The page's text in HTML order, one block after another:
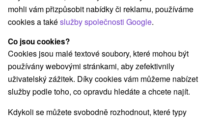
Vybrat termín
Navigovat do místa
Zařízení je momentálně vyřazeno z naší nabídky!
vynikající
mohli vám přizpůsobit nabídky či reklamu, používáme
cookies a takéslužby společnosti Google.
Co jsou cookies?
Cookies jsou malé textové soubory, které mohou být
používány webovými stránkami, aby zefektivnily
uživatelský zážitek. Díky cookies vám můžeme nabízet
služby podle toho, co opravdu hledáte a chcete najít.
Kdykoli se můžete svobodně rozhodnout, které typy